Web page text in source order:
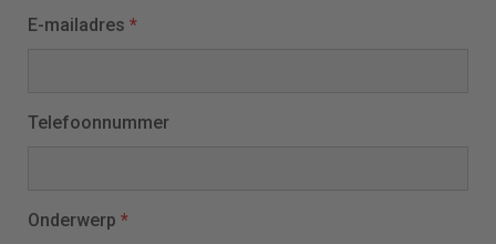
E-mailadres *
Telefoonnummer
Onderwerp *